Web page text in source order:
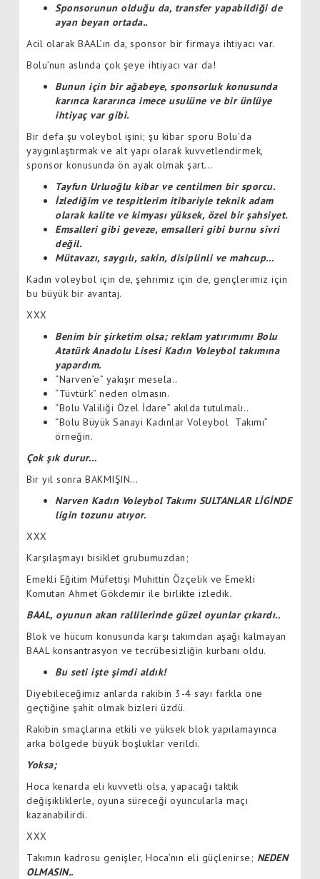
Sponsorunun olduğu da, transfer yapabildiği de
ayan beyan ortada..
Acil olarak BAAL’ın da, sponsor bir firmaya ihtiyacı var.
Bolu’nun aslında çok şeye ihtiyacı var da!
Bunun için bir ağabeye, sponsorluk konusunda
karınca kararınca imece usulüne ve bir ünlüye
ihtiyaç var gibi.
Bir defa şu voleybol işini; şu kibar sporu Bolu’da
yaygınlaştırmak ve alt yapı olarak kuvvetlendirmek,
sponsor konusunda ön ayak olmak şart…
Tayfun Urluoğlu kibar ve centilmen bir sporcu.
İzlediğim ve tespitlerim itibariyle teknik adam
olarak kalite ve kimyası yüksek, özel bir şahsiyet.
Emsalleri gibi geveze, emsalleri gibi burnu sivri
değil.
Mütavazı, saygılı, sakin, disiplinli ve mahcup…
Kadın voleybol için de, şehrimiz için de, gençlerimiz için
bu büyük bir avantaj.
XXX
Benim bir şirketim olsa; reklam yatırımımı Bolu
Atatürk Anadolu Lisesi Kadın Voleybol takımına
yapardım.
“Narven’e” yakışır mesela..
“Tüvtürk” neden olmasın.
“Bolu Valiliği Özel İdare” akılda tutulmalı..
“Bolu Büyük Sanayi Kadınlar Voleybol Takımı”
örneğin.
Çok şık durur…
Bir yıl sonra BAKMIŞIN…
Narven Kadın Voleybol Takımı SULTANLAR LİGİNDE
ligin tozunu atıyor.
XXX
Karşılaşmayı bisiklet grubumuzdan;
Emekli Eğitim Müfettişi Muhittin Özçelik ve Emekli
Komutan Ahmet Gökdemir ile birlikte izledik.
BAAL, oyunun akan rallilerinde güzel oyunlar çıkardı..
Blok ve hücum konusunda karşı takımdan aşağı kalmayan
BAAL konsantrasyon ve tecrübesizliğin kurbanı oldu.
Bu seti işte şimdi aldık!
Diyebileceğimiz anlarda rakibin 3-4 sayı farkla öne
geçtiğine şahit olmak bizleri üzdü.
Rakibin smaçlarına etkili ve yüksek blok yapılamayınca
arka bölgede büyük boşluklar verildi.
Yoksa;
Hoca kenarda eli kuvvetli olsa, yapacağı taktik
değişikliklerle, oyuna süreceği oyuncularla maçı
kazanabilirdi.
XXX
Takımın kadrosu genişler, Hoca’nın eli güçlenirse; NEDEN
OLMASIN..